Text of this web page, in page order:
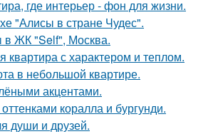
где интерьер - фон для жизни.
"Алисы в стране Чудес".
в ЖК "Self", Москва.
квартира с характером и теплом.
в небольшой квартире.
акцентами.
коралла и бургунди.
души и друзей.